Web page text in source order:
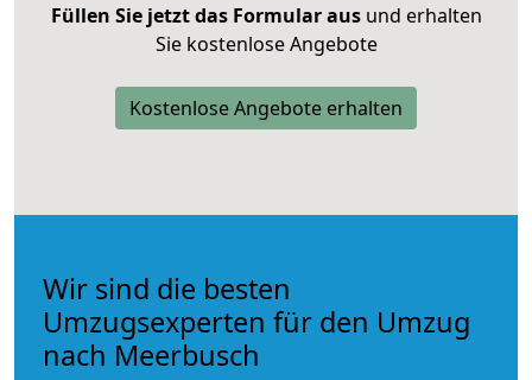
Füllen Sie jetzt das Formular ausund erhalten
Sie kostenlose Angebote
Kostenlose Angebote erhalten
Wir sind die besten
Umzugsexperten für den Umzug
nach Meerbusch